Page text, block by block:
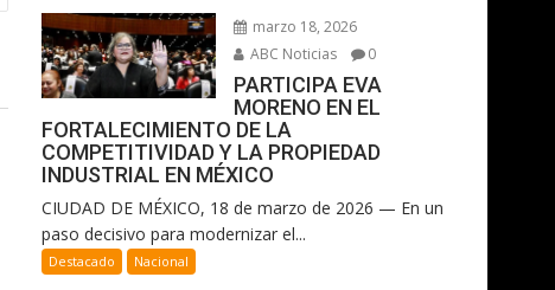
marzo 18, 2026
ABC Noticias
0
PARTICIPA EVA
MORENO EN EL
FORTALECIMIENTO DE LA
COMPETITIVIDAD Y LA PROPIEDAD
INDUSTRIAL EN MÉXICO
CIUDAD DE MÉXICO, 18 de marzo de 2026 — En un
paso decisivo para modernizar el...
Destacado Nacional